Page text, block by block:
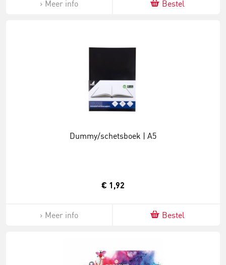
Meer info Bestel
Dummy/schetsboek | A5
€ 1,92
Meer info Bestel